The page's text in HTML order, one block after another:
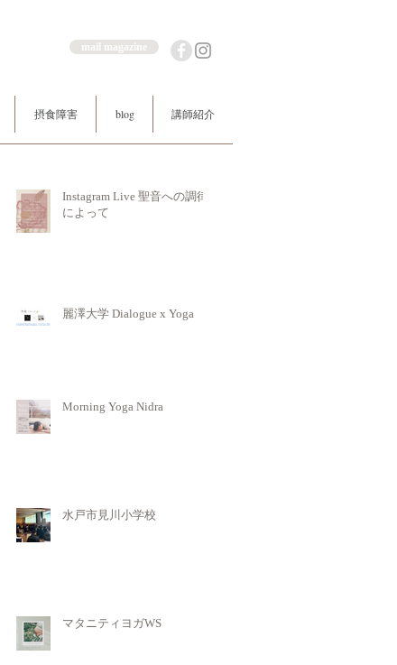
mail magazine
摂食障害 blog 講師紹介
Instagram Live 聖音への調律
によって
麗澤大学 Dialogue x Yoga
Morning Yoga Nidra
水戸市見川小学校
マタニティヨガWS